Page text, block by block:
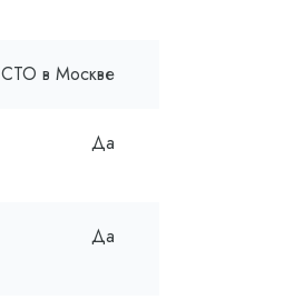
в Москве
Да
Да